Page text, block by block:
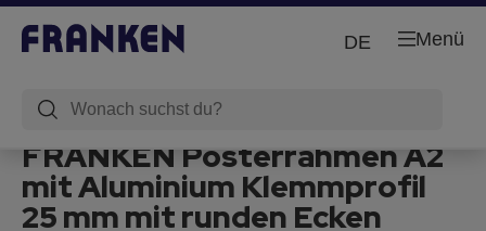
Menü
DE
FRANKEN Posterrahmen A2
mit Aluminium Klemmprofil
25 mm mit runden Ecken